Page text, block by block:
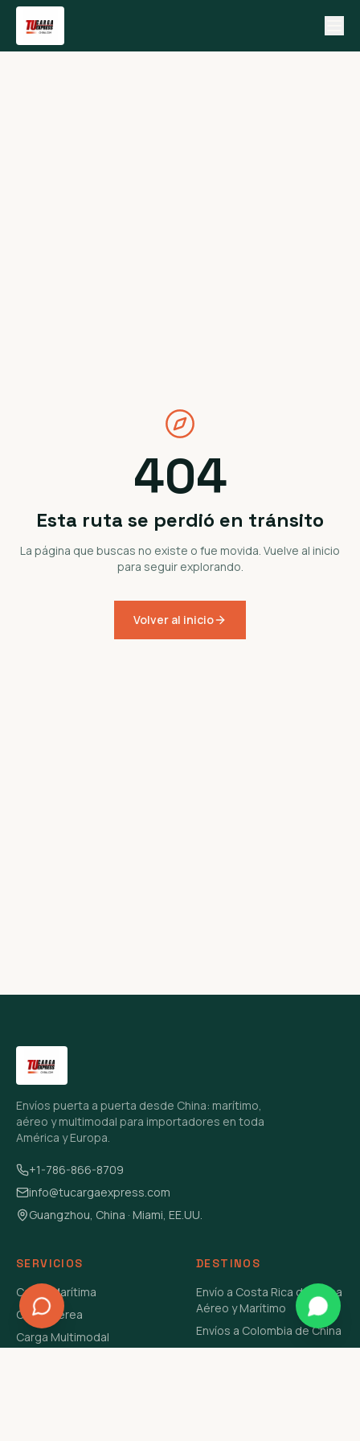
404
Esta ruta se perdió en tránsito
La página que buscas no existe o fue movida. Vuelve al inicio
para seguir explorando.
Volver al inicio
Envíos puerta a puerta desde China: marítimo,
aéreo y multimodal para importadores en toda
América y Europa.
+1-786-866-8709
info@tucargaexpress.com
Guangzhou, China · Miami, EE.UU.
SERVICIOS
Carga Marítima
Carga Aérea
Carga Multimodal
DESTINOS
Envío a Costa Rica de China
Aéreo y Marítimo
Envíos a Colombia de China